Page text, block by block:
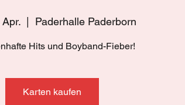
Apr. Paderhalle Paderborn
Hits und Boyband-Fieber!
Karten kaufen